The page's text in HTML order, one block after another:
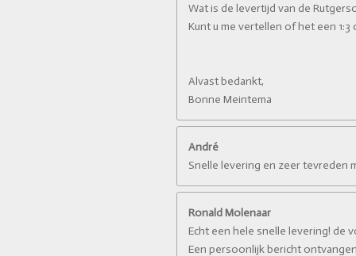
Wat is de levertijd van de
Kunt u me vertellen of het een 1:3
Alvast bedankt,
Bonne Meintema
André
Snelle levering en zeer tevreden
Ronald Molenaar
Echt een hele snelle levering! de
Een persoonlijk bericht